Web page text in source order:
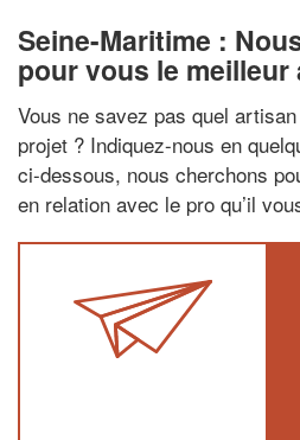
Seine-Maritime :
pour vous le meilleur
Vous ne savez pas quel
projet ? Indiquez-nous en
ci-dessous, nous cherchons
en relation avec le pro qu’il